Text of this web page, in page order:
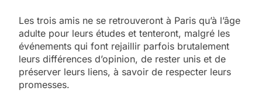
​Les trois amis ne se retrouveront à Paris qu’à l’âge
adulte pour leurs études et tenteront, malgré les
événements qui font rejaillir parfois brutalement
leurs différences d’opinion, de rester unis et de
préserver leurs liens, à savoir de respecter leurs
promesses.​